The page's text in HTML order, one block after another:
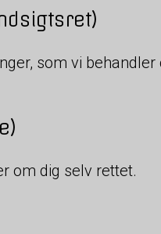
som vi
om dig selv rettet.